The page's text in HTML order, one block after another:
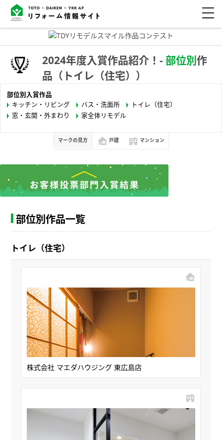
2024年度入賞作品紹介！-部位別作
品（トイレ（住宅））
部位別入賞作品
キッチン・リビング
バス・洗面所
トイレ（住宅）
窓・玄関・外まわり
家全体リモデル
マークの見方 戸建 マンション
部位別作品一覧
トイレ（住宅）
株式会社 マエダハウジング 東広島店